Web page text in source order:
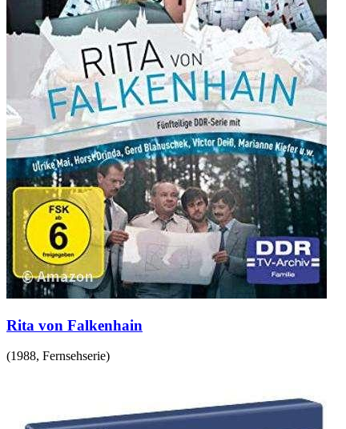
Rita von Falkenhain
(1988, Fernsehserie)